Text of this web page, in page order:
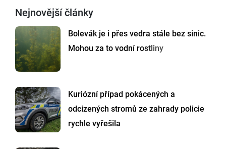
Nejnovější články
Bolevák je i přes vedra stále bez sinic.
Mohou za to vodní rostliny
Kuriózní případ pokácených a
odcizených stromů ze zahrady policie
rychle vyřešila